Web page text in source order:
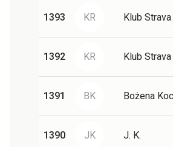
1393 KR Klub
1392 KR Klub
1391 BK Bożena
1390 JK J. K.